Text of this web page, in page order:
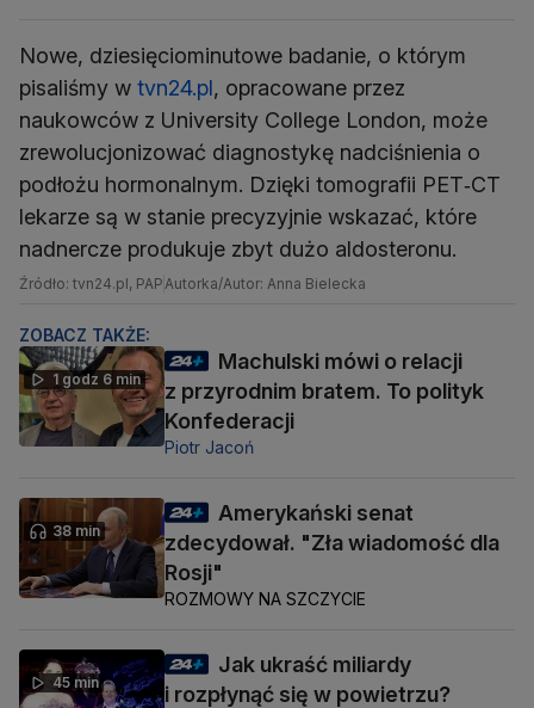
Nowe, dziesięciominutowe badanie, o którym
pisaliśmy w tvn24.pl, opracowane przez
naukowców z University College London, może
zrewolucjonizować diagnostykę nadciśnienia o
podłożu hormonalnym. Dzięki tomografii PET‑CT
lekarze są w stanie precyzyjnie wskazać, które
nadnercze produkuje zbyt dużo aldosteronu.
Źródło: tvn24.pl, PAP Autorka/Autor: Anna Bielecka
ZOBACZ TAKŻE:
1 godz 6 min
Machulski mówi o relacji
z przyrodnim bratem. To polityk
Konfederacji
Piotr Jacoń
38 min
Amerykański senat
zdecydował. "Zła wiadomość dla
Rosji"
ROZMOWY NA SZCZYCIE
45 min
Jak ukraść miliardy
i rozpłynąć się w powietrzu?